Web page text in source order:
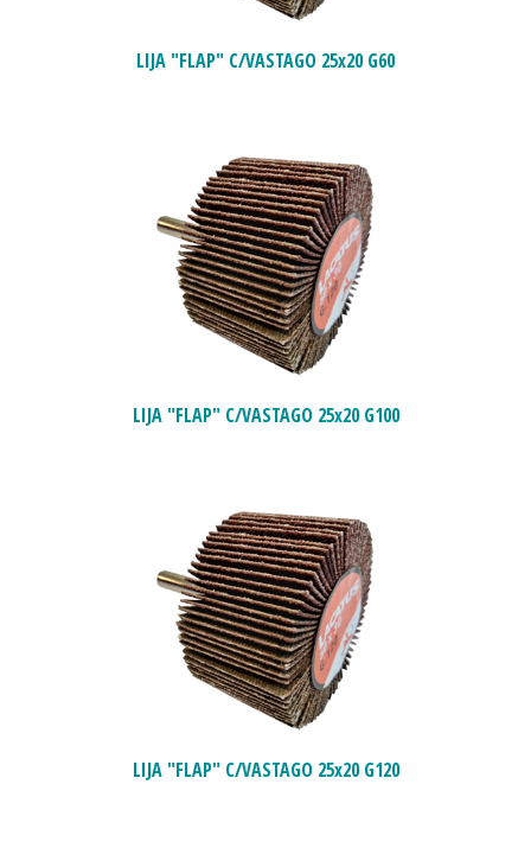
LIJA "FLAP" C/VASTAGO 25x20 G60
LIJA "FLAP" C/VASTAGO 25x20 G100
LIJA "FLAP" C/VASTAGO 25x20 G120